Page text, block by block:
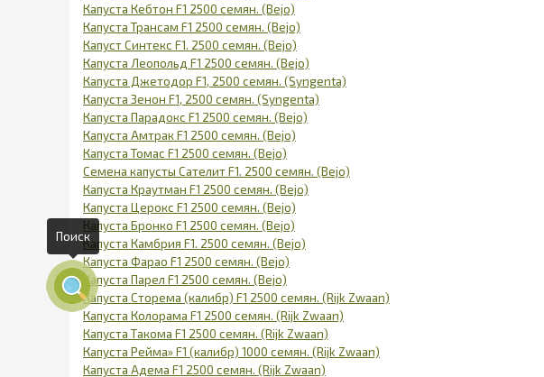
Капуста Кебтон F1 2500 семян. (Bejo)
Капуста Трансам F1 2500 семян. (Bejo)
Капуст Синтекс F1. 2500 семян. (Bejo)
Капуста Леопольд F1 2500 семян. (Bejo)
Капуста Джетодор F1, 2500 семян. (Syngenta)
Капуста Зенон F1, 2500 семян. (Syngenta)
Капуста Парадокс F1 2500 семян. (Bejo)
Капуста Амтрак F1 2500 семян. (Bejo)
Капуста Томас F1 2500 семян. (Bejo)
Семена капусты Сателит F1. 2500 семян. (Bejo)
Капуста Краутман F1 2500 семян. (Bejo)
Капуста Церокс F1 2500 семян. (Bejo)
Капуста Бронко F1 2500 семян. (Bejo)
Капуста Камбрия F1. 2500 семян. (Bejo)
Капуста Фарао F1 2500 семян. (Bejo)
Капуста Парел F1 2500 семян. (Bejo)
Капуста Сторема (калибр) F1 2500 семян. (Rijk Zwaan)
Капуста Колорама F1 2500 семян. (Rijk Zwaan)
Капуста Такома F1 2500 семян. (Rijk Zwaan)
Капуста Рейма» F1 (калибр) 1000 семян. (Rijk Zwaan)
Капуста Адема F1 2500 семян. (Rijk Zwaan)
Поиск